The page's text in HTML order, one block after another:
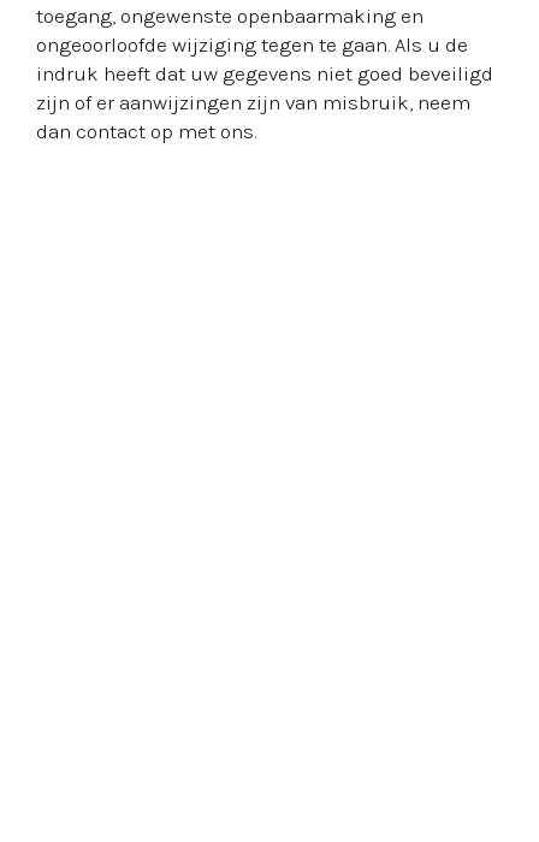
toegang, ongewenste openbaarmaking en
ongeoorloofde wijziging tegen te gaan. Als u de
indruk heeft dat uw gegevens niet goed beveiligd
zijn of er aanwijzingen zijn van misbruik, neem
dan contact op met ons.